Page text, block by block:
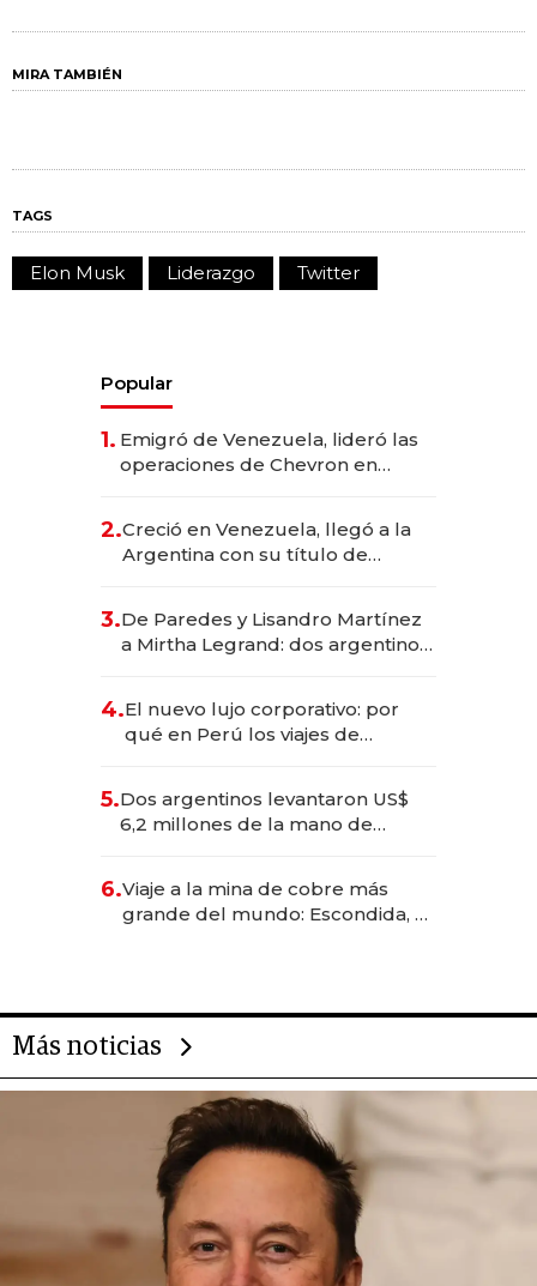
MIRA TAMBIÉN
TAGS
Elon Musk Liderazgo Twitter
Popular
1. Emigró de Venezuela, lideró las
operaciones de Chevron en
2.Creció en Venezuela, llegó a la
Argentina con su título de
las marcas "fast premium"
3.De Paredes y Lisandro Martínez
a Mirtha Legrand: dos argentinos
4.El nuevo lujo corporativo: por
qué en Perú los viajes de
para convertirse en experiencias
transformadoras
5.Dos argentinos levantaron US$
6,2 millones de la mano de
6.Viaje a la mina de cobre más
grande del mundo: Escondida, el
Más noticias